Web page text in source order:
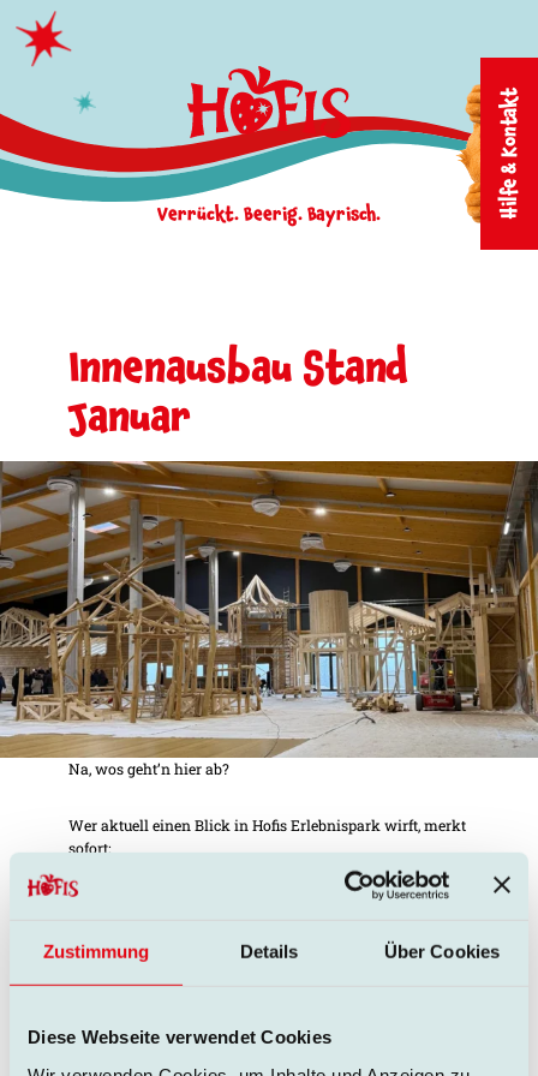
Zustimmung Details Über Cookies
Diese Webseite verwendet Cookies
Zum Inhalt springen
Verrückt. Beerig. Bayrisch. Hilfe & Kontakt
Innenausbau Stand
Januar
Na, wos geht’n hier ab?
Wer aktuell einen Blick in Hofis Erlebnispark wirft, merkt
sofort:
Hier passiert gerade ganz schön viel – und zwar von
innen heraus.
Der Innenausbau ist in vollem Gange und das Herzstück
dieser Phase sind ganz klar dieHolzarbeiten
. Überall
entstehen Ständerwerke, Bodenbeläge werden verlegt und
Hütten für die Gastronomie sowie die
Geburtstagshäuschen stehen bereits als